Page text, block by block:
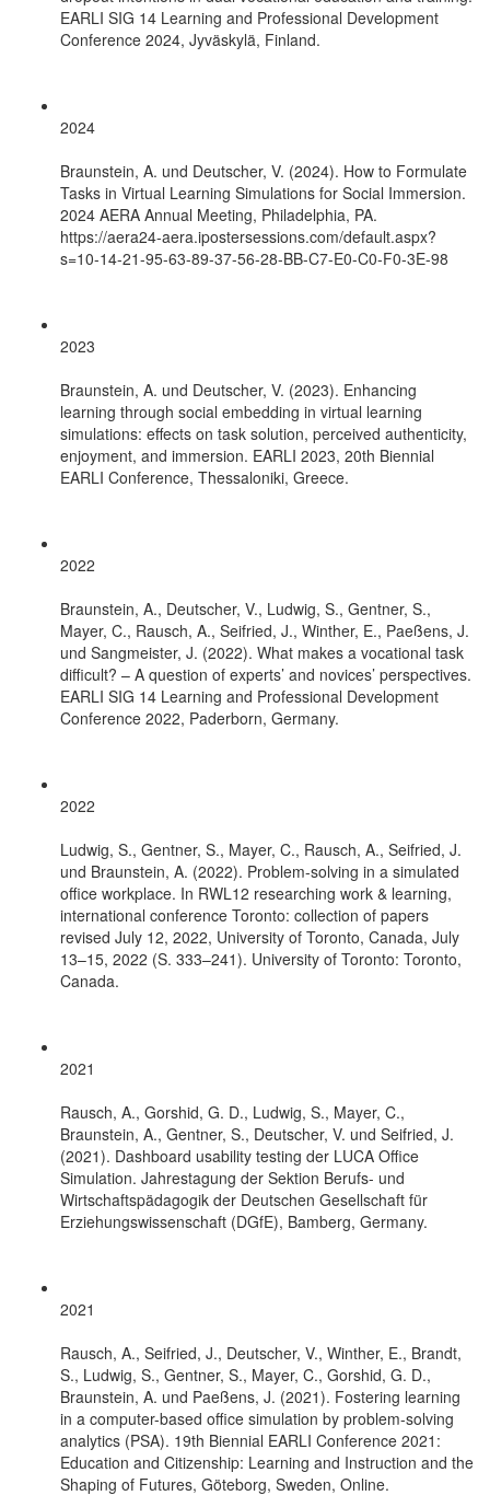
EARLI SIG 14 Learning and Professional Development
Conference 2024, Jyväskylä, Finland.
2024
Braunstein, A. und Deutscher, V. (2024). How to Formulate
Tasks in Virtual Learning Simulations for Social Immersion.
2024 AERA Annual Meeting, Philadelphia, PA.
https://aera24-aera.ipostersessions.com/default.aspx?
s=10-14-21-95-63-89-37-56-28-BB-C7-E0-C0-F0-3E-98
2023
Braunstein, A. und Deutscher, V. (2023). Enhancing
learning through social embedding in virtual learning
simulations: effects on task solution, perceived authenticity,
enjoyment, and immersion. EARLI 2023, 20th Biennial
EARLI Conference, Thessaloniki, Greece.
2022
Braunstein, A., Deutscher, V., Ludwig, S., Gentner, S.,
Mayer, C., Rausch, A., Seifried, J., Winther, E., Paeßens, J.
und Sangmeister, J. (2022). What makes a vocational task
difficult? – A question of experts’ and novices’ perspectives.
EARLI SIG 14 Learning and Professional Development
Conference 2022, Paderborn, Germany.
2022
Ludwig, S., Gentner, S., Mayer, C., Rausch, A., Seifried, J.
und Braunstein, A. (2022). Problem-solving in a simulated
office workplace. In RWL12 researching work & learning,
international conference Toronto: collection of papers
revised July 12, 2022, University of Toronto, Canada, July
13–15, 2022 (S. 333–241). University of Toronto: Toronto,
Canada.
2021
Rausch, A., Gorshid, G. D., Ludwig, S., Mayer, C.,
Braunstein, A., Gentner, S., Deutscher, V. und Seifried, J.
(2021). Dashboard usability testing der LUCA Office
Simulation. Jahrestagung der Sektion Berufs- und
Wirtschaftspädagogik der Deutschen Gesellschaft für
Erziehungswissenschaft (DGfE), Bamberg, Germany.
2021
Rausch, A., Seifried, J., Deutscher, V., Winther, E., Brandt,
S., Ludwig, S., Gentner, S., Mayer, C., Gorshid, G. D.,
Braunstein, A. und Paeßens, J. (2021). Fostering learning
in a computer-based office simulation by problem-solving
analytics (PSA). 19th Biennial EARLI Conference 2021:
Education and Citizenship: Learning and Instruction and the
Shaping of Futures, Göteborg, Sweden, Online.